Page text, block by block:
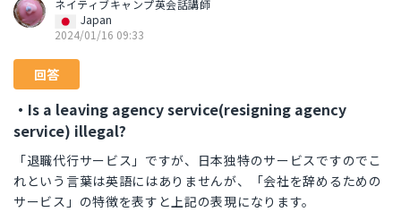
ネイティブキャンプ英会話講師
Japan
2024/01/16 09:33
回答
・Is a leaving agency service(resigning agency
service) illegal?
「退職代行サービス」ですが、日本独特のサービスですのでこ
れという言葉は英語にはありませんが、「会社を辞めるための
サービス」の特徴を表すと上記の表現になります。